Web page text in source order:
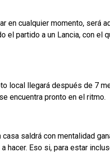
en cualquier momento, será
partido a un Lancia, con el
local llegará después de 7
encuentra pronto en el ritmo.
saldrá con mentalidad
hacer. Eso si, para estar